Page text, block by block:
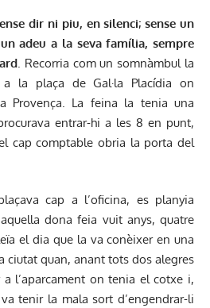
dir ni piu, en silenci; sense un
adeu a la seva família, sempre
. Recorria com un somnàmbul la
a la plaça de Gal·la Placídia on
Provença. La feina la tenia una
entrar-hi a les 8 en punt,
cap comptable obria la porta del
cap a l’oficina, es planyia
dona feia vuit anys, quatre
el dia que la va conèixer en una
ciutat quan, anant tots dos alegres
l’aparcament on tenia el cotxe i,
tenir la mala sort d’engendrar-li